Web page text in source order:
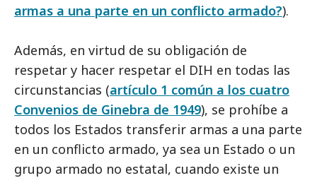
armas a una parte en un conflicto armado?).
Además, en virtud de su obligación de
respetar y hacer respetar el DIH en todas las
circunstancias (artículo 1 común a los cuatro
Convenios de Ginebra de 1949), se prohíbe a
todos los Estados transferir armas a una parte
en un conflicto armado, ya sea un Estado o un
grupo armado no estatal, cuando existe un